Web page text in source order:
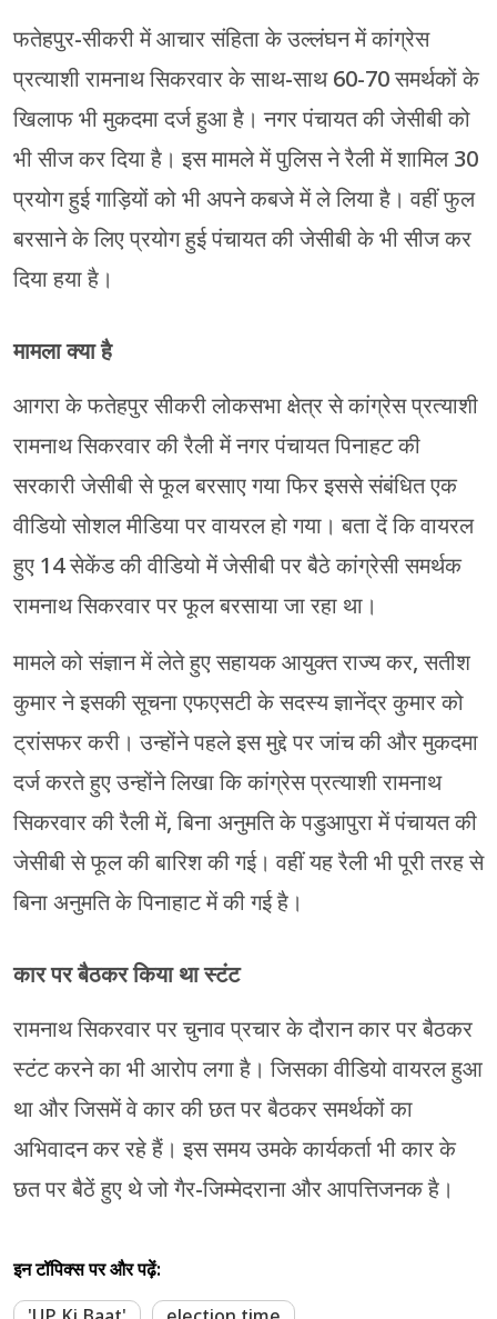
फतेहपुर-सीकरी में आचार संहिता के उल्लंघन में कांग्रेस
प्रत्याशी रामनाथ सिकरवार के साथ-साथ 60-70 समर्थकों के
खिलाफ भी मुकदमा दर्ज हुआ है। नगर पंचायत की जेसीबी को
भी सीज कर दिया है। इस मामले में पुलिस ने रैली में शामिल 30
प्रयोग हुई गाड़ियों को भी अपने कबजे में ले लिया है। वहीं फुल
बरसाने के लिए प्रयोग हुई पंचायत की जेसीबी के भी सीज कर
दिया हया है।
मामला क्या है
आगरा के फतेहपुर सीकरी लोकसभा क्षेत्र से कांग्रेस प्रत्याशी
रामनाथ सिकरवार की रैली में नगर पंचायत पिनाहट की
सरकारी जेसीबी से फूल बरसाए गया फिर इससे संबंधित एक
वीडियो सोशल मीडिया पर वायरल हो गया। बता दें कि वायरल
हुए 14 सेकेंड की वीडियो में जेसीबी पर बैठे कांग्रेसी समर्थक
रामनाथ सिकरवार पर फूल बरसाया जा रहा था।
मामले को संज्ञान में लेते हुए सहायक आयुक्त राज्य कर, सतीश
कुमार ने इसकी सूचना एफएसटी के सदस्य ज्ञानेंद्र कुमार को
ट्रांसफर करी। उन्होंने पहले इस मुद्दे पर जांच की और मुकदमा
दर्ज करते हुए उन्होंने लिखा कि कांग्रेस प्रत्याशी रामनाथ
सिकरवार की रैली में, बिना अनुमति के पडुआपुरा में पंचायत की
जेसीबी से फूल की बारिश की गई। वहीं यह रैली भी पूरी तरह से
बिना अनुमति के पिनाहाट में की गई है।
कार पर बैठकर किया था स्टंट
रामनाथ सिकरवार पर चुनाव प्रचार के दौरान कार पर बैठकर
स्टंट करने का भी आरोप लगा है। जिसका वीडियो वायरल हुआ
था और जिसमें वे कार की छत पर बैठकर समर्थकों का
अभिवादन कर रहे हैं। इस समय उमके कार्यकर्ता भी कार के
छत पर बैठें हुए थे जो गैर-जिम्मेदराना और आपत्तिजनक है।
इन टॉपिक्स पर और पढ़ें: